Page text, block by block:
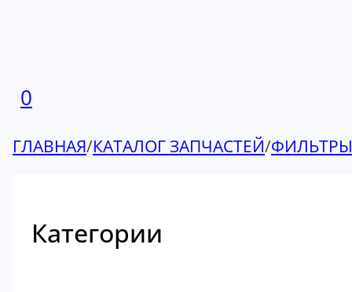
0
ГЛАВНАЯ/КАТАЛОГ ЗАПЧАСТЕЙ/ФИЛЬТРЫ
Категории